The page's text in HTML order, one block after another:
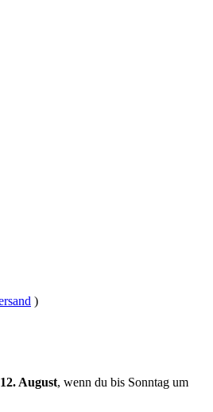
)
August, wenn du bis Sonntag um